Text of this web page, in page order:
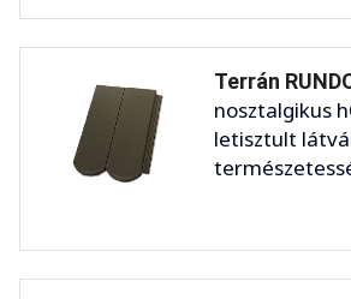
Terrán
nosztalgikus
letisztult